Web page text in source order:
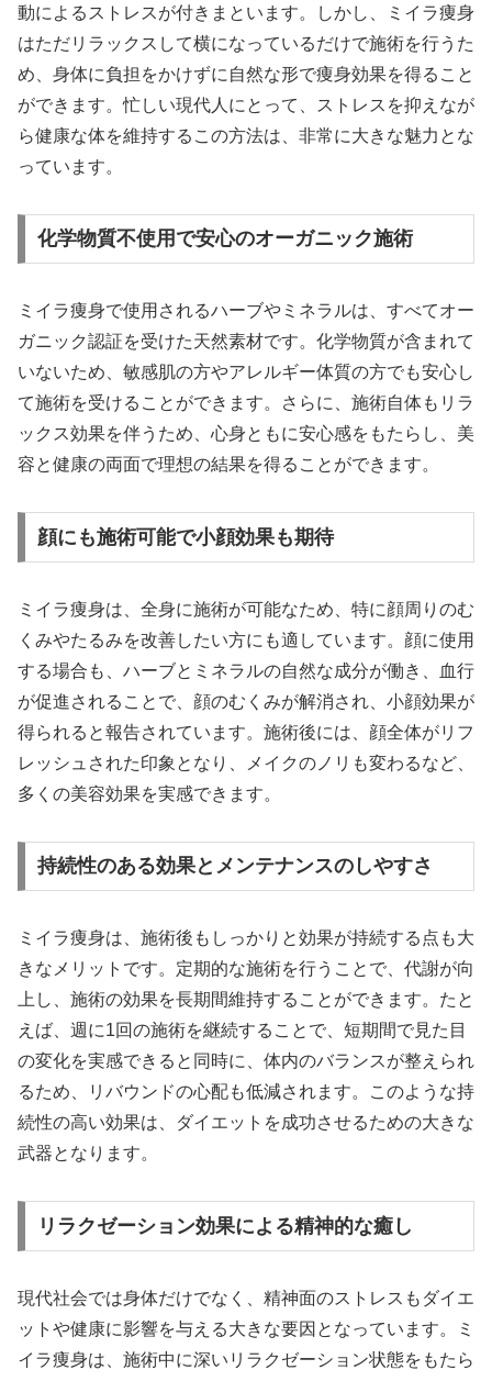
動によるストレスが付きまといます。しかし、ミイラ痩身
はただリラックスして横になっているだけで施術を行うた
め、身体に負担をかけずに自然な形で痩身効果を得ること
ができます。忙しい現代人にとって、ストレスを抑えなが
ら健康な体を維持するこの方法は、非常に大きな魅力とな
っています。
化学物質不使用で安心のオーガニック施術
ミイラ痩身で使用されるハーブやミネラルは、すべてオー
ガニック認証を受けた天然素材です。化学物質が含まれて
いないため、敏感肌の方やアレルギー体質の方でも安心し
て施術を受けることができます。さらに、施術自体もリラ
ックス効果を伴うため、心身ともに安心感をもたらし、美
容と健康の両面で理想の結果を得ることができます。
顔にも施術可能で小顔効果も期待
ミイラ痩身は、全身に施術が可能なため、特に顔周りのむ
くみやたるみを改善したい方にも適しています。顔に使用
する場合も、ハーブとミネラルの自然な成分が働き、血行
が促進されることで、顔のむくみが解消され、小顔効果が
得られると報告されています。施術後には、顔全体がリフ
レッシュされた印象となり、メイクのノリも変わるなど、
多くの美容効果を実感できます。
持続性のある効果とメンテナンスのしやすさ
ミイラ痩身は、施術後もしっかりと効果が持続する点も大
きなメリットです。定期的な施術を行うことで、代謝が向
上し、施術の効果を長期間維持することができます。たと
えば、週に1回の施術を継続することで、短期間で見た目
の変化を実感できると同時に、体内のバランスが整えられ
るため、リバウンドの心配も低減されます。このような持
続性の高い効果は、ダイエットを成功させるための大きな
武器となります。
リラクゼーション効果による精神的な癒し
現代社会では身体だけでなく、精神面のストレスもダイエ
ットや健康に影響を与える大きな要因となっています。ミ
イラ痩身は、施術中に深いリラクゼーション状態をもたら